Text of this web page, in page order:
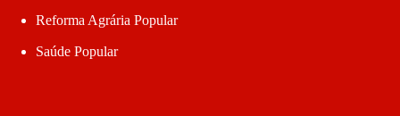
Reforma Agrária Popular
Saúde Popular